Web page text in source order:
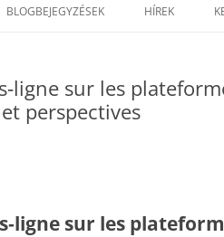
BLOGBEJEGYZÉSEK HÍREK
sur les
perspectives
sur les